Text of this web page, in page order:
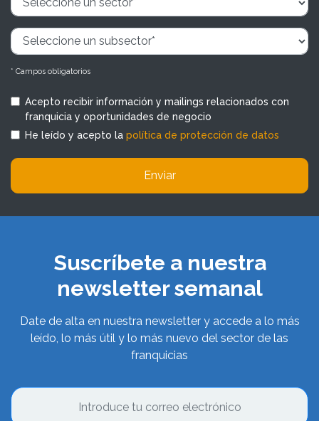
* Campos obligatorios
Acepto recibir información y mailings relacionados con
franquicia y oportunidades de negocio
He leído y acepto la política de protección de datos
Enviar
Suscríbete a nuestra
newsletter semanal
Date de alta en nuestra newsletter y accede a lo más
leído, lo más útil y lo más nuevo del sector de las
franquicias